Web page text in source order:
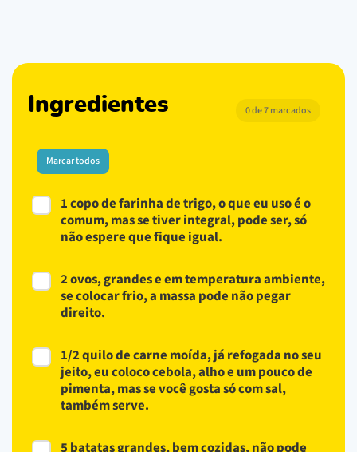
Ingredientes 0 de 7 marcados
Marcar todos
1 copo de farinha de trigo, o que eu uso é o
comum, mas se tiver integral, pode ser, só
não espere que fique igual.
2 ovos, grandes e em temperatura ambiente,
se colocar frio, a massa pode não pegar
direito.
1/2 quilo de carne moída, já refogada no seu
jeito, eu coloco cebola, alho e um pouco de
pimenta, mas se você gosta só com sal,
também serve.
5 batatas grandes, bem cozidas, não pode